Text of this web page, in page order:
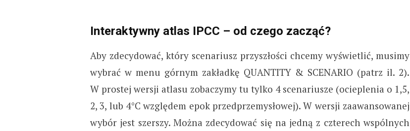
Interaktywny atlas IPCC – od czego zacząć?
Aby zdecydować, który scenariusz przyszłości chcemy wyświetlić, musimy
wybrać w menu górnym zakładkę QUANTITY & SCENARIO (patrz il. 2).
W prostej wersji atlasu zobaczymy tu tylko 4 scenariusze (ocieplenia o 1,5,
2, 3, lub 4°C względem epok przedprzemysłowej). W wersji zaawansowanej
wybór jest szerszy. Można zdecydować się na jedną z czterech wspólnych